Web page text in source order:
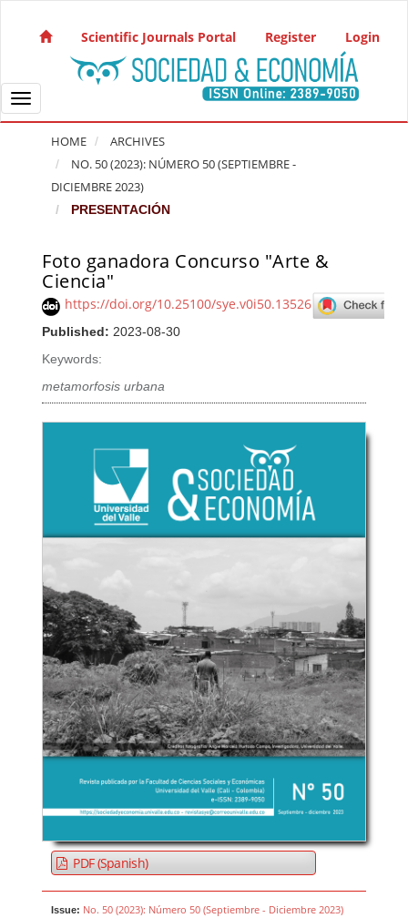
Main Navigation
Main Content
Sidebar
Scientific Journals Portal Register Login
Toggle navigation
HOME
ARCHIVES
NO. 50 (2023): NÚMERO 50 (SEPTIEMBRE -
DICIEMBRE 2023)
PRESENTACIÓN
Foto ganadora Concurso "Arte &
Ciencia"
https://doi.org/10.25100/sye.v0i50.13526
Published: 2023-08-30
Keywords:
metamorfosis urbana
Article Sidebar
PDF (Spanish)
Issue: No. 50 (2023): Número 50 (Septiembre - Diciembre 2023)